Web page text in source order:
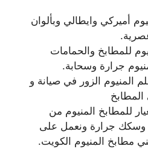
أميركي وايطالي وبألوان
للمطابخ والحمامات
جرارة وسحابة.
المنيوم الزور في صيانة و
للمطابخ المنيوم من
جرارة ونعمل على
مطابخ المنيوم الكويت.